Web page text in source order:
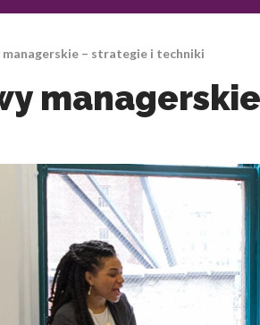
managerskie – strategie i techniki